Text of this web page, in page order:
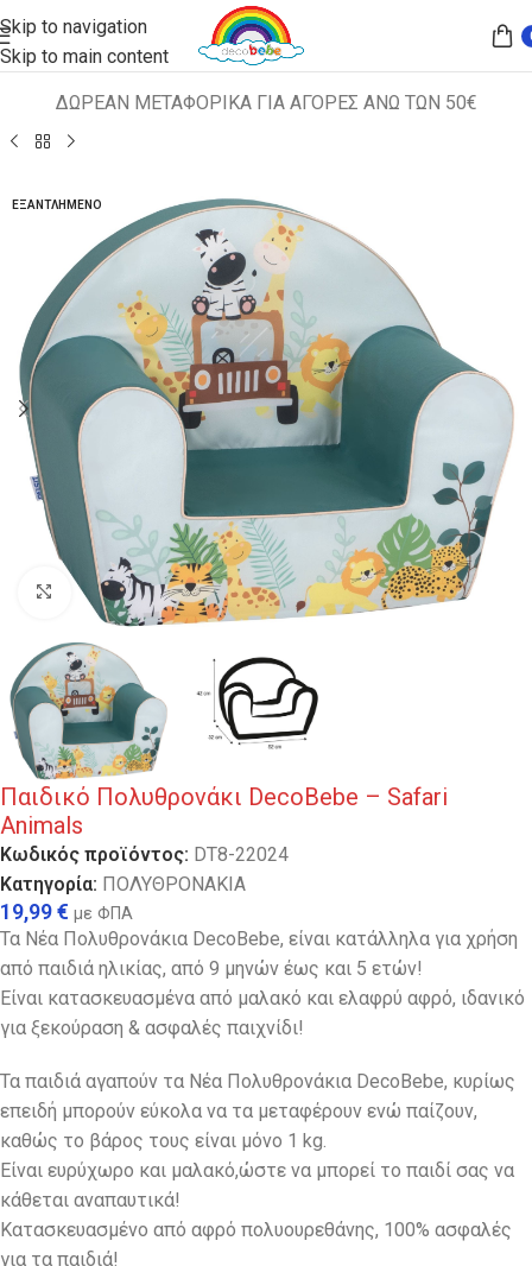
Skip to navigation
Skip to main content
ΔΩΡΕΑΝ ΜΕΤΑΦΟΡΙΚΑ ΓΙΑ ΑΓΟΡΕΣ ΑΝΩ ΤΩΝ 50€
Αρχική σελίδα ΠΑΙΔΙΚΑ ΚΑΘΙΣΜΑΤΑ ΠΟΛΥΘΡΟΝΑΚΙΑ
ΕΞΑΝΤΛΗΜΈΝΟ
Κλικ για μεγέθυνση
Παιδικό Πολυθρονάκι DecoBebe – Safari
Animals
Κωδικός προϊόντος: DT8-22024
Κατηγορία: ΠΟΛΥΘΡΟΝΑΚΙΑ
19,99€ με ΦΠΑ
Τα Νέα Πολυθρονάκια DecoBebe, είναι κατάλληλα για χρήση
από παιδιά ηλικίας, από 9 μηνών έως και 5 ετών!
Είναι κατασκευασμένα από μαλακό και ελαφρύ αφρό, ιδανικό
για ξεκούραση & ασφαλές παιχνίδι!
Τα παιδιά αγαπούν τα Νέα Πολυθρονάκια DecoBebe, κυρίως
επειδή μπορούν εύκολα να τα μεταφέρουν ενώ παίζουν,
καθώς το βάρος τους είναι μόνο 1 kg.
Eίναι ευρύχωρο και μαλακό,ώστε να μπορεί το παιδί σας να
κάθεται αναπαυτικά!
Κατασκευασμένο από αφρό πολυουρεθάνης, 100% ασφαλές
για τα παιδιά!